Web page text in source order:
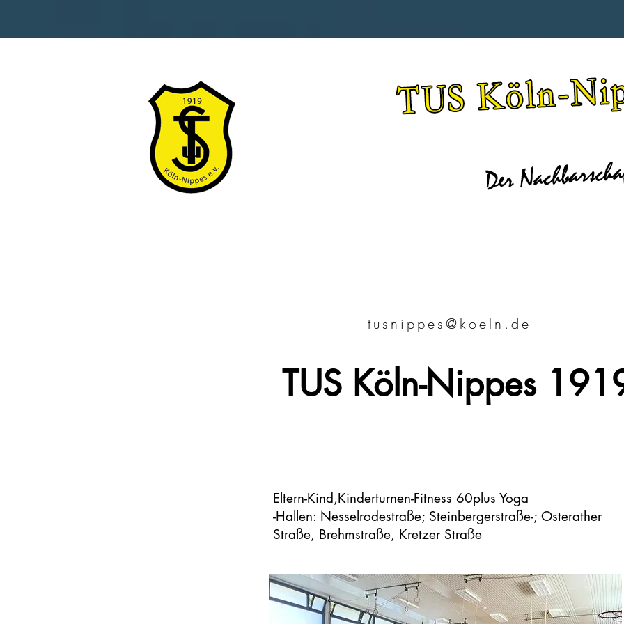
tusnippes@koeln.de
TUS Köln-Nippes
Eltern-Kind,Kinderturnen-Fitness 60plus Yoga
-Hallen: Nesselrodestraße; Steinbergerstraße-; Osterather
Straße, Brehmstraße, Kretzer Straße